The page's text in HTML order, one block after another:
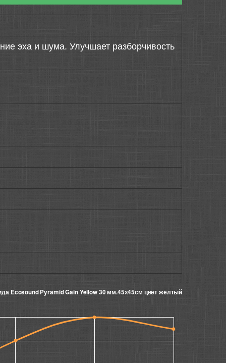
эха и шума. Улучшает разборчивость